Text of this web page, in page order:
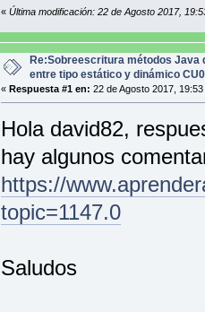
« Última modificación: 22 de Agosto 2017,
Re:Sobreescritura métodos Java
entre tipo estático y dinámico
« Respuesta #1 en: 22 de Agosto 2017, 19:53
Hola david82,
hay algunos
https://
topic=1147.0
Saludos